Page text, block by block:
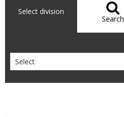
Select division 
Search